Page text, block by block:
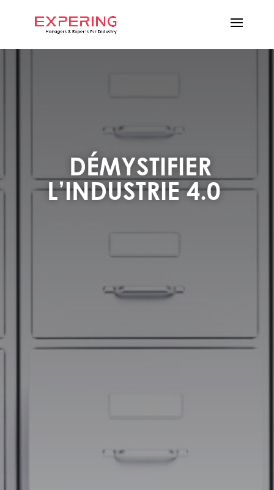
DÉMYSTIFIER
L’INDUSTRIE 4.0